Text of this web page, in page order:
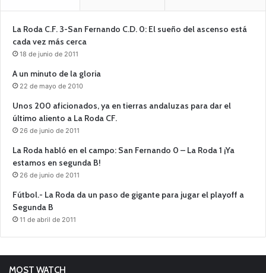
La Roda C.F. 3-San Fernando C.D. 0: El sueño del ascenso está
cada vez más cerca
18 de junio de 2011
A un minuto de la gloria
22 de mayo de 2010
Unos 200 aficionados, ya en tierras andaluzas para dar el
último aliento a La Roda CF.
26 de junio de 2011
La Roda habló en el campo: San Fernando 0 – La Roda 1 ¡Ya
estamos en segunda B!
26 de junio de 2011
Fútbol.- La Roda da un paso de gigante para jugar el playoff a
Segunda B
11 de abril de 2011
MOST WATCH